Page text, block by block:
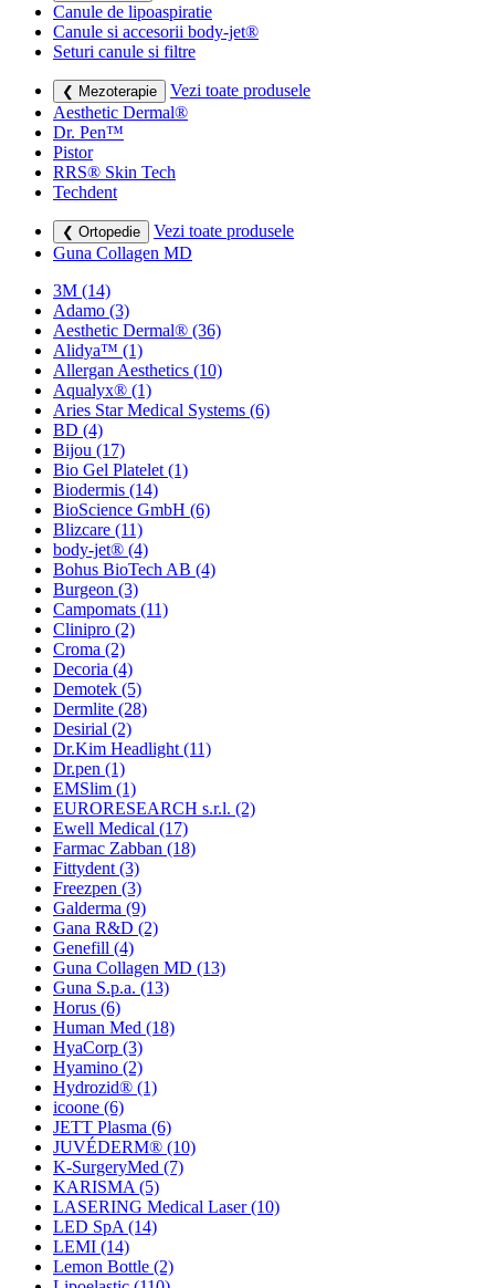
Canule de lipoaspiratie
Canule si accesorii body-jet®
Seturi canule si filtre
❮ Mezoterapie
Vezi toate produsele
Aesthetic Dermal®
Dr. Pen™
Pistor
RRS® Skin Tech
Techdent
❮ Ortopedie
Vezi toate produsele
Guna Collagen MD
3M (14)
Adamo (3)
Aesthetic Dermal® (36)
Alidya™ (1)
Allergan Aesthetics (10)
Aqualyx® (1)
Aries Star Medical Systems (6)
BD (4)
Bijou (17)
Bio Gel Platelet (1)
Biodermis (14)
BioScience GmbH (6)
Blizcare (11)
body-jet® (4)
Bohus BioTech AB (4)
Burgeon (3)
Campomats (11)
Clinipro (2)
Croma (2)
Decoria (4)
Demotek (5)
Dermlite (28)
Desirial (2)
Dr.Kim Headlight (11)
Dr.pen (1)
EMSlim (1)
EURORESEARCH s.r.l. (2)
Ewell Medical (17)
Farmac Zabban (18)
Fittydent (3)
Freezpen (3)
Galderma (9)
Gana R&D (2)
Genefill (4)
Guna Collagen MD (13)
Guna S.p.a. (13)
Horus (6)
Human Med (18)
HyaCorp (3)
Hyamino (2)
Hydrozid® (1)
icoone (6)
JETT Plasma (6)
JUVÉDERM® (10)
K-SurgeryMed (7)
KARISMA (5)
LASERING Medical Laser(10)
LED SpA (14)
LEMI (14)
Lemon Bottle (2)